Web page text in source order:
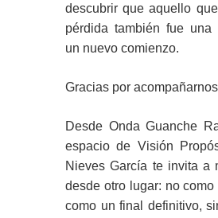
descubrir que aquello
pérdida también fue una
un nuevo comienzo.
Gracias por
Desde Onda Guanche
espacio de Visión
Nieves García te invita a
desde otro lugar: no
como un final definitivo,